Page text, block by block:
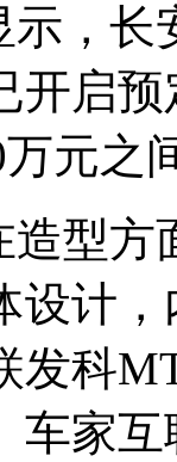
示，
开启
万元之
型方
设计
发科
车家